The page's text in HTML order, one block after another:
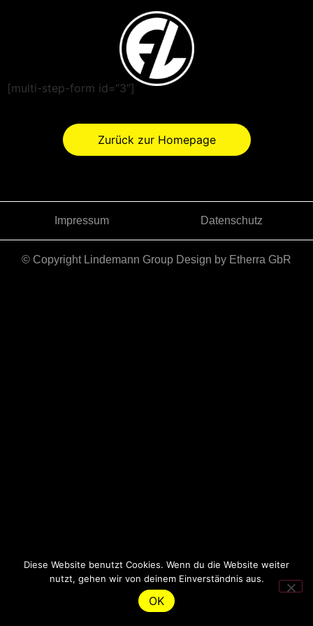
[multi-step-form id=“3″]
Zurück zur Homepage
Impressum Datenschutz
© Copyright Lindemann Group Design by Etherra GbR
Diese Website benutzt Cookies. Wenn du die Website weiter
nutzt, gehen wir von deinem Einverständnis aus.
OK